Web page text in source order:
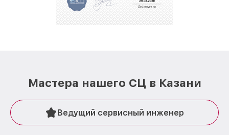
Мастера нашего СЦ в Казани
Ведущий сервисный инженер